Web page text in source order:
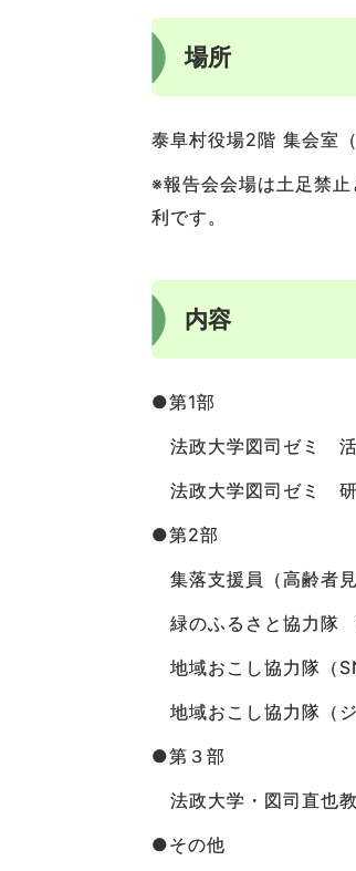
場所
泰阜村役場2階 集会室
※報告会会場は土足禁
利です。
内容
●第1部
法政大学図司ゼミ 活
法政大学図司ゼミ 研
●第2部
集落支援員（高齢者
緑のふるさと協力隊
地域おこし協力隊（
地域おこし協力隊（
●第３部
法政大学・図司直也
●その他